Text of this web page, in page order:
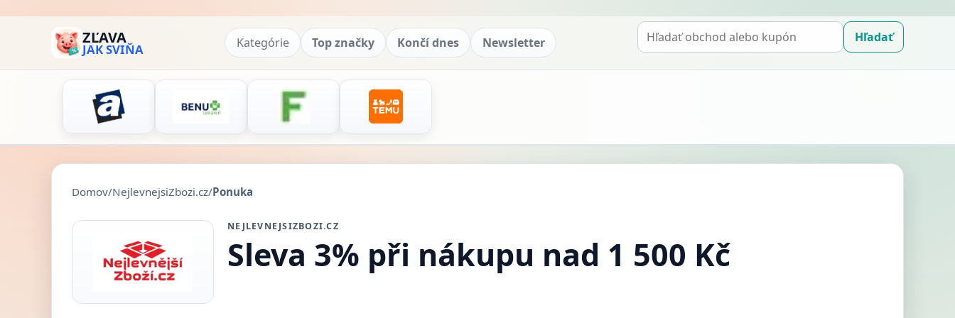
ZĽAVA
JAK SVIŇA Kategórie Top značky Končí dnes Newsletter
Hľadať
Hľadať
Domov/NejlevnejsiZbozi.cz/Ponuka
NEJLEVNEJSIZBOZI.CZ
Sleva 3% při nákupu nad 1 500 Kč